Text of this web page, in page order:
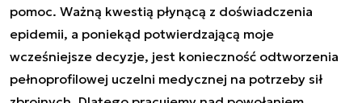
pomoc. Ważną kwestią płynącą z doświadczenia
epidemii, a poniekąd potwierdzającą moje
wcześniejsze decyzje, jest konieczność odtworzenia
pełnoprofilowej uczelni medycznej na potrzeby sił